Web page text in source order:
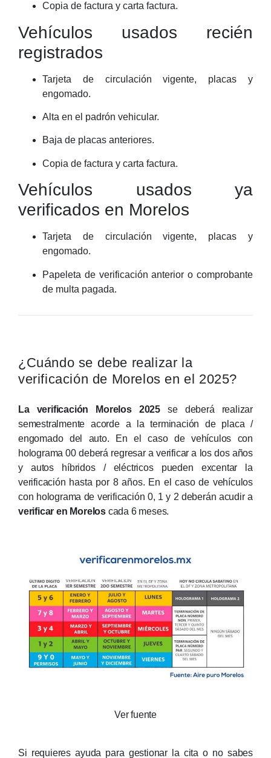
Copia de factura y carta factura.
Vehículos usados recién
registrados
Tarjeta de circulación vigente, placas y
engomado.
Alta en el padrón vehicular.
Baja de placas anteriores.
Copia de factura y carta factura.
Vehículos usados ya
verificados en Morelos
Tarjeta de circulación vigente, placas y
engomado.
Papeleta de verificación anterior o comprobante
de multa pagada.
¿Cuándo se debe realizar la
verificación de Morelos en el 2025?
La verificación Morelos 2025 se deberá realizar
semestralmente acorde a la terminación de placa /
engomado del auto. En el caso de vehículos con
holograma 00 deberá regresar a verificar a los dos años
y autos híbridos / eléctricos pueden excentar la
verificación hasta por 8 años. En el caso de vehículos
con holograma de verificación 0, 1 y 2 deberán acudir a
verificar en Morelos cada 6 meses.
Ver fuente
Si requieres ayuda para gestionar la cita o no sabes